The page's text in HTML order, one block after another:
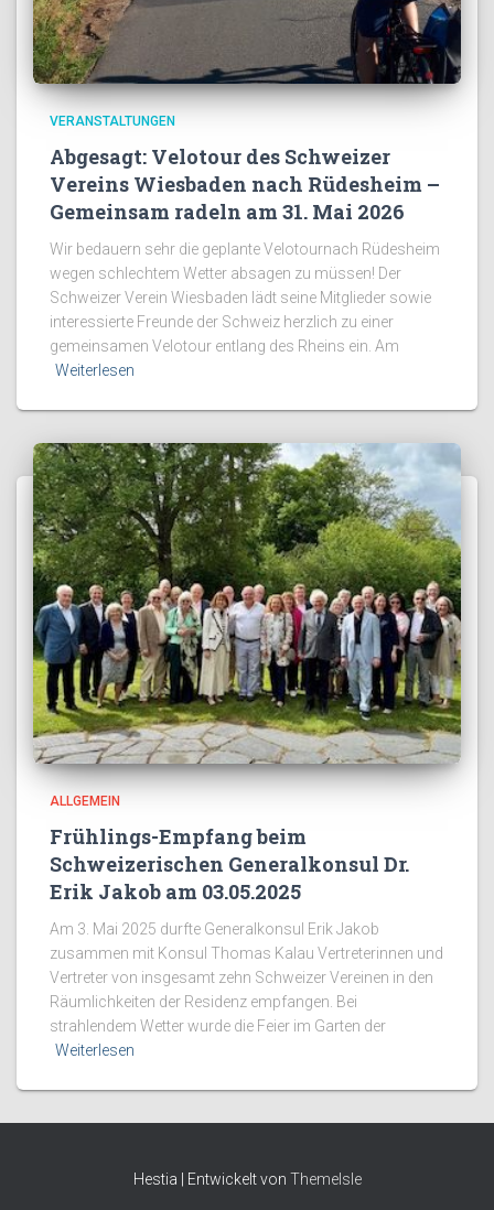
VERANSTALTUNGEN
Abgesagt: Velotour des Schweizer
Vereins Wiesbaden nach Rüdesheim –
Gemeinsam radeln am 31. Mai 2026
Wir bedauern sehr die geplante Velotournach Rüdesheim
wegen schlechtem Wetter absagen zu müssen! Der
Schweizer Verein Wiesbaden lädt seine Mitglieder sowie
interessierte Freunde der Schweiz herzlich zu einer
gemeinsamen Velotour entlang des Rheins ein. Am
Weiterlesen
ALLGEMEIN
Frühlings-Empfang beim
Schweizerischen Generalkonsul Dr.
Erik Jakob am 03.05.2025
Am 3. Mai 2025 durfte Generalkonsul Erik Jakob
zusammen mit Konsul Thomas Kalau Vertreterinnen und
Vertreter von insgesamt zehn Schweizer Vereinen in den
Räumlichkeiten der Residenz empfangen. Bei
strahlendem Wetter wurde die Feier im Garten der
Weiterlesen
Hestia | Entwickelt von ThemeIsle